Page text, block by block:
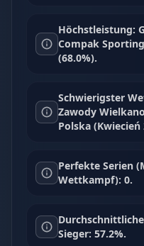
Höchstleistung:
Compak
(68.0%).
Schwierigster
Zawody
Polska (Kwiecień
Perfekte Serien
Wettkampf): 0.
Sieger: 57.2%.